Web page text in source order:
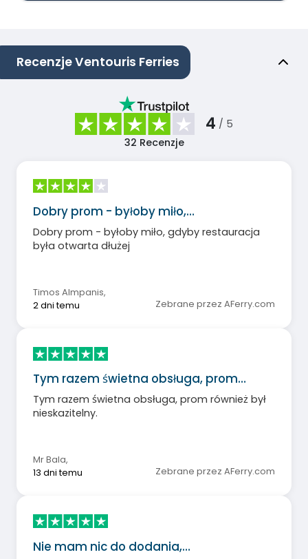
Recenzje Ventouris Ferries
4 / 5
32 Recenzje
Dobry prom - byłoby miło,…
Dobry prom - byłoby miło, gdyby restauracja
była otwarta dłużej
Timos Almpanis,
2 dni temu
Zebrane przez AFerry.com
Tym razem świetna obsługa, prom…
Tym razem świetna obsługa, prom również był
nieskazitelny.
Mr Bala,
13 dni temu
Zebrane przez AFerry.com
Nie mam nic do dodania,…